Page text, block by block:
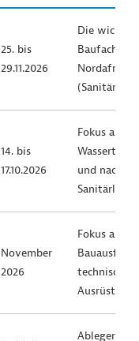
25. bis
29.11.2026
Die
Nordafrikas
14. bis
17.10.2026
Fokus auf
und
November
2026
Fokus auf
technische
Ausrüstung
Ableger der